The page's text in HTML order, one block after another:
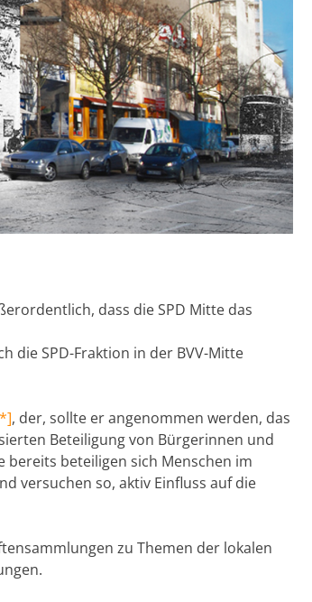
dass die SPD Mitte das
die SPD-Fraktion in der BVV-Mitte
, der, sollte er angenommen werden, das
Beteiligung von Bürgerinnen und
beteiligen sich Menschen im
versuchen so, aktiv Einfluss auf die
zu Themen der lokalen